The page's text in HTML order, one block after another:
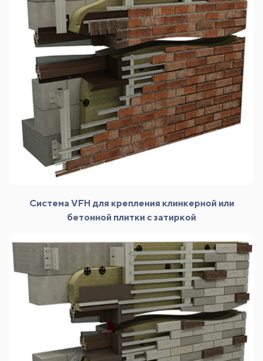
Система VFH для крепления клинкерной или
бетонной плитки с затиркой